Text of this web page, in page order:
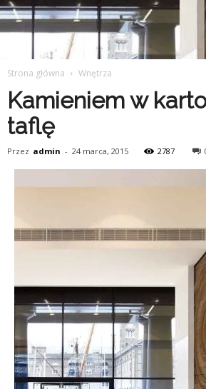
Strona główna Wnętrza
Kamieniem w
taflę
Przez admin - 24 marca, 2015 2787